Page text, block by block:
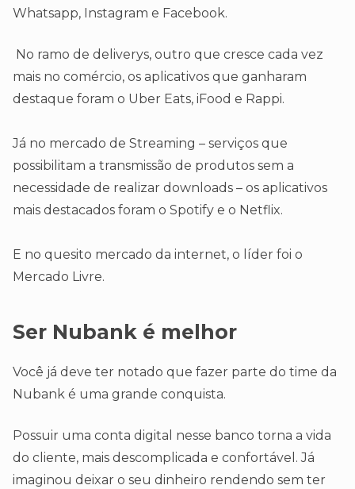
Whatsapp, Instagram e Facebook.
No ramo de deliverys, outro que cresce cada vez
mais no comércio, os aplicativos que ganharam
destaque foram o Uber Eats, iFood e Rappi.
Já no mercado de Streaming – serviços que
possibilitam a transmissão de produtos sem a
necessidade de realizar downloads – os aplicativos
mais destacados foram o Spotify e o Netflix.
E no quesito mercado da internet, o líder foi o
Mercado Livre.
Ser Nubank é melhor
Você já deve ter notado que fazer parte do time da
Nubank é uma grande conquista.
Possuir uma conta digital nesse banco torna a vida
do cliente, mais descomplicada e confortável. Já
imaginou deixar o seu dinheiro rendendo sem ter